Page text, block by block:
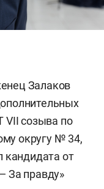
Залаков
VII созыва по
округу № 34,
кандидата от
За правду»